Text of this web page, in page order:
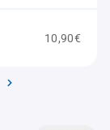
10,90€